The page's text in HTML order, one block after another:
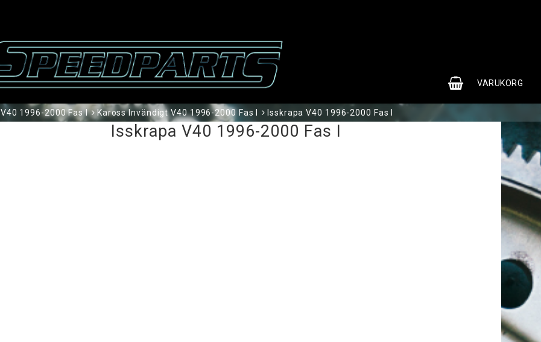
VARUKORG
V40 1996-2000 Fas I Kaross Invändigt V40 1996-2000 Fas I Isskrapa V40 1996-2000 Fas I
Isskrapa V40 1996-2000 Fas I